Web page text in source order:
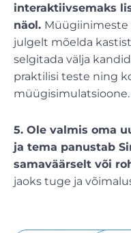
interaktiivsemaks
näol.
julgelt mõelda
selgitada välja
praktilisi teste ning
müügisimulatsioone.
5. Ole valmis oma
ja tema panustab
samaväärselt või
jaoks tuge ja